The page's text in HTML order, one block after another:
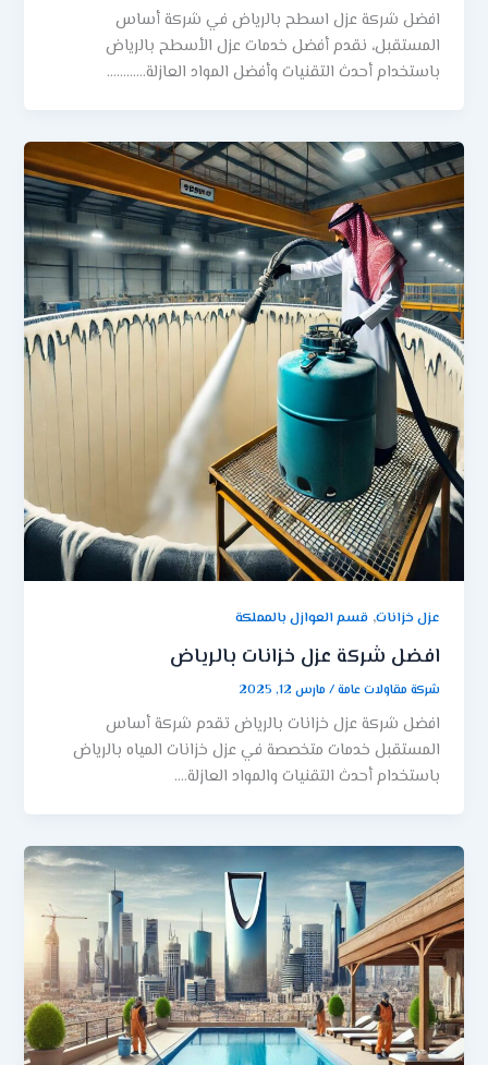
افضل شركة عزل اسطح بالرياض في شركة أساس
المستقبل، نقدم أفضل خدمات عزل الأسطح بالرياض
باستخدام أحدث التقنيات وأفضل المواد العازلة…………
عزل خزانات,قسم العوازل بالمملكة
افضل شركة عزل خزانات بالرياض
شركة مقاولات عامة/ مارس 12, 2025
افضل شركة عزل خزانات بالرياض تقدم شركة أساس
المستقبل خدمات متخصصة في عزل خزانات المياه بالرياض
باستخدام أحدث التقنيات والمواد العازلة….